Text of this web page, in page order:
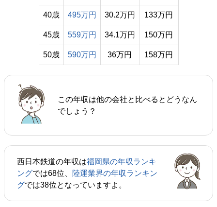
40歳 495万円 30.2万円 133万円
45歳 559万円 34.1万円 150万円
50歳 590万円 36万円 158万円
この年収は他の会社と比べるとどうなん
でしょう？
西日本鉄道の年収は福岡県の年収ランキ
ングでは68位、
陸運業界の年収ランキン
グでは38位となっていますよ。